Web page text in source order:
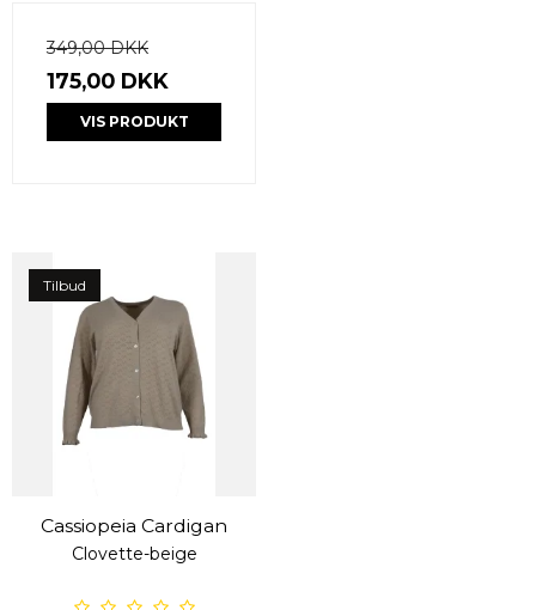
349,00 DKK
175,00 DKK
VIS PRODUKT
Tilbud
Cassiopeia Cardigan
Clovette-beige